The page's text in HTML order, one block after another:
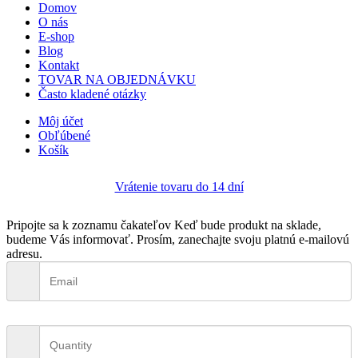
Domov
O nás
E-shop
Blog
Kontakt
TOVAR NA OBJEDNÁVKU
Často kladené otázky
Môj účet
Obľúbené
Košík
Vrátenie tovaru do 14 dní
Pripojte sa k zoznamu čakateľov Keď bude produkt na sklade,
budeme Vás informovať. Prosím, zanechajte svoju platnú e-mailovú
adresu.